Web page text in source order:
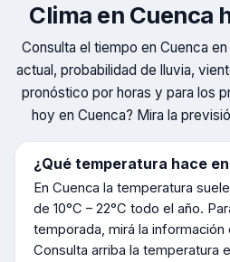
Clima en Cuenca
Consulta el tiempo en Cuenca
actual, probabilidad de lluvia,
pronóstico por horas y para los
hoy en Cuenca? Mira la
¿Qué temperatura hace en
En Cuenca la temperatura
de 10°C – 22°C todo el año.
temporada, mirá la información
Consulta arriba la temperatura